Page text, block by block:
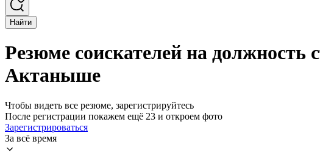
Найти
Резюме соискателей на
Актаныше
Чтобы видеть все резюме, зарегистрируйтесь
После регистрации покажем ещё 23 и откроем фото
Зарегистрироваться
За всё время